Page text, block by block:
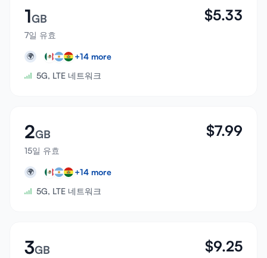
1GB
7일 유효
$5.33
🌍 +14 more
5G, LTE 네트워크
2GB
15일 유효
$7.99
🌍 +14 more
5G, LTE 네트워크
3GB $9.25